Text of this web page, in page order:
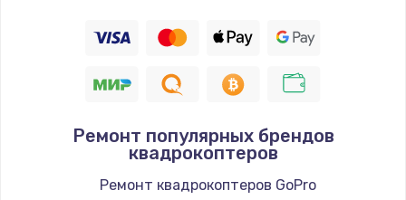
1090 руб.
Ремонт подсветки
1200 руб.
Ремонт популярных брендов
квадрокоптеров
Ремонт квадрокоптеров GoPro